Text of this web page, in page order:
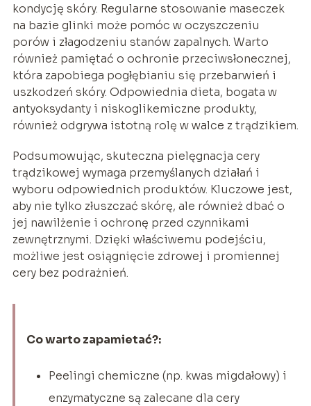
kondycję skóry. Regularne stosowanie maseczek
na bazie glinki może pomóc w oczyszczeniu
porów i złagodzeniu stanów zapalnych. Warto
również pamiętać o ochronie przeciwsłonecznej,
która zapobiega pogłębianiu się przebarwień i
uszkodzeń skóry. Odpowiednia dieta, bogata w
antyoksydanty i niskoglikemiczne produkty,
również odgrywa istotną rolę w walce z trądzikiem.
Podsumowując, skuteczna pielęgnacja cery
trądzikowej wymaga przemyślanych działań i
wyboru odpowiednich produktów. Kluczowe jest,
aby nie tylko złuszczać skórę, ale również dbać o
jej nawilżenie i ochronę przed czynnikami
zewnętrznymi. Dzięki właściwemu podejściu,
możliwe jest osiągnięcie zdrowej i promiennej
cery bez podrażnień.
Co warto zapamietać?:
Peelingi chemiczne (np. kwas migdałowy) i
enzymatyczne są zalecane dla cery